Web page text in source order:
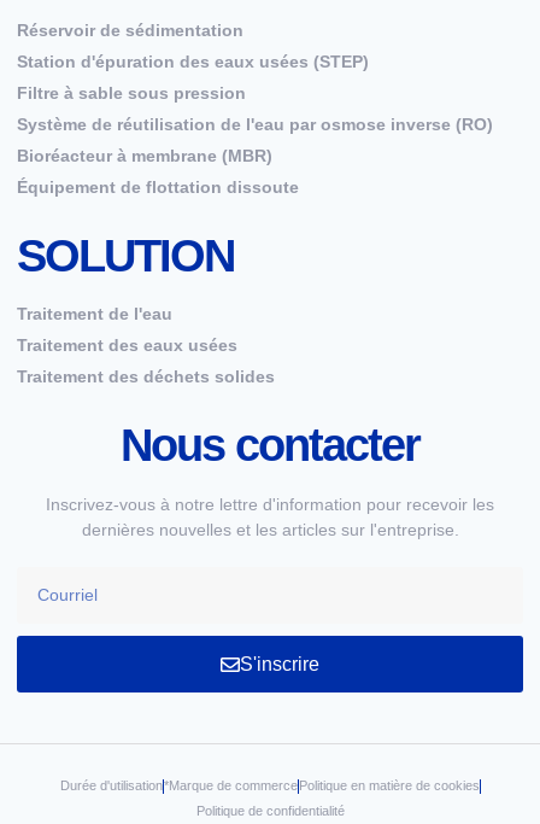
Réservoir de sédimentation
Station d'épuration des eaux usées (STEP)
Filtre à sable sous pression
Système de réutilisation de l'eau par osmose inverse (RO)
Bioréacteur à membrane (MBR)
Équipement de flottation dissoute
SOLUTION
Traitement de l'eau
Traitement des eaux usées
Traitement des déchets solides
Nous contacter
Inscrivez-vous à notre lettre d'information pour recevoir les
dernières nouvelles et les articles sur l'entreprise.
S'inscrire
Durée d'utilisation*Marque de commerce Politique en matière de cookies
Politique de confidentialité